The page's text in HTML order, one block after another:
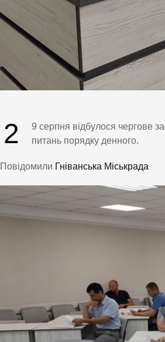
2
9 серпня відбулося чергове
питань порядку денного.
Повідомили Гніванська Міськрада